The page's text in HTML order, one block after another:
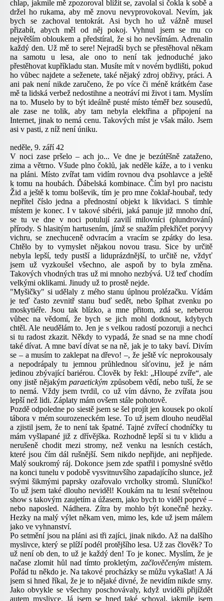
chlap, jakmile mě zpozoroval blížit se, zavolal si čokla k sobě a
držel ho rukama, aby mě znovu nevyprovokoval. Nevím, jak
bych se zachoval tentokrát. Asi bych ho už vážně musel
přizabít, abych měl od něj pokoj. Vyhnul jsem se mu co
největším obloukem a předstíral, že si ho nevšímám. Adrenalin
každý den. Už mě to sere! Nejradši bych se přestěhoval někam
na samotu u lesa, ale ono to není tak jednoduché jako
přestěhovat kupříkladu stan. Musíte mít v novém bydlišti, pokud
ho vůbec najdete a seženete, také nějaký zdroj obživy, práci. A
ani pak není nikde zaručeno, že po více či méně krátkém čase
mě ta lidská verbež nedostihne a neotráví mi život i tam. Myslím
na to. Muselo by to být ideálně pusté místo téměř bez sousedů,
ale zase ne tolik, aby tam nebyla elektřina a připojení na
Internet, jinak to nemá cenu. Takových míst je však málo. Jsem
asi v pasti, z níž není úniku.
neděle, 9. září 42
V noci zase pršelo – ach jo... Ve dne je bezútěšně zataženo,
zima a větrno. Všude plno čoklů, jak neděle káže, a to i venku
na pláni. Místo zvířat tam vidím rovnou dva psohlavce a ještě
k tomu na houbách. Ďábelská kombinace. Čím byl pro nacistu
Žid a ještě k tomu bolševik, tím je pro mne čoklař-houbař, tedy
nepřítel číslo jedna a přednostní objekt k likvidaci. S tímhle
místem je konec. I v takové sibérii, jaká panuje již mnoho dní,
se tu ve dne v noci potulují zavilí milovníci (plundrování)
přírody. S hlasitým hartusením, jímž se snažím překřičet poryvy
vichru, se znechuceně odvracím a vracím se zpátky do lesa.
Chtělo by to vymyslet nějakou novou trasu. Sice by určitě
nebyla lepší, tedy pustší a liduprázdnější, to určitě ne, vždyť
jsem už vyzkoušel všechno, ale aspoň by to byla změna.
Takových vhodných tras už mi mnoho nezbývá. Už teď chodím
velkými oklikami. Jinudy už to prostě nejde.
"Myšičky" si udělaly z mého stanu úplnou prolézačku. Vídám
je teď často zevnitř stanu buď sedět, nebo šplhat zvenku po
moskytiéře. Jsou tak blízko, a mne přitom, zdá se, neberou
vůbec na vědomí, že bych se jich mohl dotknout, kdybych
chtěl. Ale neudělám to. Jen je s velkou radostí pozoruji a nechci
si tu radost zkazit. Někdy to vypadá, že snad se na mne chodí
také dívat. A mne baví dívat se na ně, jak je to taky baví. Divím
se – a musím to zaklepat na dřevo! –, že ještě víc neprokousaly
a nepodrápaly tu jemnou průhlednou síťovinu, jež je nám
jedinou zbývající bariérou. Člověk by řekl: „Hloupé zvíře“, ale
ony jistě nějakým paraetickým způsobem vědí, nebo tuší, že se
to nemá. Vždy jsem tvrdil, co už vím dávno, že zvířata jsou
lepší než lidi. Záplaty mám ovšem stále pohotově.
Pozdě odpoledne po siestě jsem se šel projít jen kousek po okolí
tábora v mém sourozeneckém lese. To už jsem dlouho neudělal
a zjistil jsem, že to není tak špatné. Tajné zvířecí chodníčky tu
mám vyšlapané již z dřívějška. Rozhodně lepší si tu v klidu a
nerušeně chodit mezi stromy, než venku na lesních cestách,
které jsou čím dál rušnější. Sem nikdo nepřijde, ani nepřijede.
Malý soukromý ráj. Dokonce jsem zde spatřil i pomyslné světlo
na konci tunelu v podobě vysvitnuvšího zapadajícího slunce, jež
svými šikmými paprsky ozařovalo vrcholky stromů. Sluníčko!
To už jsem také dlouho neviděl! Koukám na tu lesní světelnou
show s takovým zaujetím a úžasem, jako bych to viděl poprvé –
nebo naposled. Nádhera. Zítra by mohlo být konečně hezky.
Hezky na malý výlet někam ven, mimo les, kde už jsem málem
jako ve vyhnanství.
Po setmění jsou na pláni asi tři zajíci, jinak nikdo. Až na dalšího
myslivce, který se plíží podél protějšího lesa. Už zas člověk? To
už není ob den, to už je každý den! To je konec. Myslím, že je
načase zlomit hůl nad tímto prokletým, začlověčenýmmístem.
Pořád tu někdo je. Na takové procházky se můžu vykašlat! A Já
jsem si hned říkal, že je to nějaké divné, že nevidím nikde srny.
Jako obvykle se všechny poschovávaly, když uviděli přijíždět
autem myslivce. Já jsem se hned také schoval, jakmile jsem